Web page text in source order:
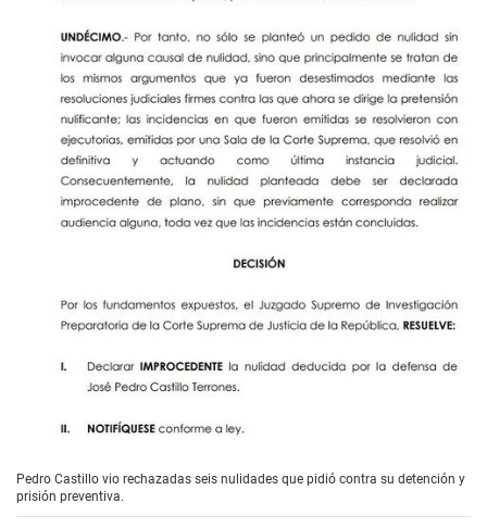
Pedro Castillo vio rechazadas seis nulidades que pidió contra su detención y
prisión preventiva.